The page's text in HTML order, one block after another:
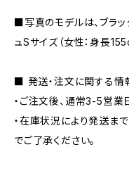
■写真のモデルは、ブラッ
ュSサイズ（女性：身長155
■ 発送・注文に関する情
・ご注文後、通常3-5営業
・在庫状況により発送ま
でご了承ください。